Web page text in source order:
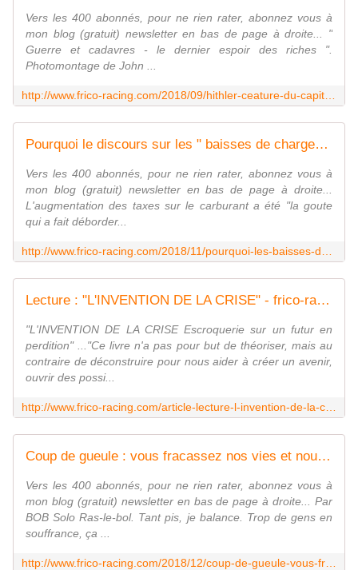
Vers les 400 abonnés, pour ne rien rater, abonnez vous à
mon blog (gratuit) newsletter en bas de page à droite... "
Guerre et cadavres - le dernier espoir des riches ".
Photomontage de John ...
Pourquoi le discours sur les " baisses de charges " est un piège pour les salarié-es - frico-racing-passion moto
Vers les 400 abonnés, pour ne rien rater, abonnez vous à
mon blog (gratuit) newsletter en bas de page à droite...
L'augmentation des taxes sur le carburant a été "la goute
qui a fait déborder...
Lecture : "L'INVENTION DE LA CRISE" - frico-racing-passion moto
"L'INVENTION DE LA CRISE Escroquerie sur un futur en
perdition" ..."Ce livre n'a pas pour but de théoriser, mais au
contraire de déconstruire pour nous aider à créer un avenir,
ouvrir des possi...
Coup de gueule : vous fracassez nos vies et nous devrions être raisonnables ! - frico-racing-passion moto
Vers les 400 abonnés, pour ne rien rater, abonnez vous à
mon blog (gratuit) newsletter en bas de page à droite... Par
BOB Solo Ras-le-bol. Tant pis, je balance. Trop de gens en
souffrance, ça ...